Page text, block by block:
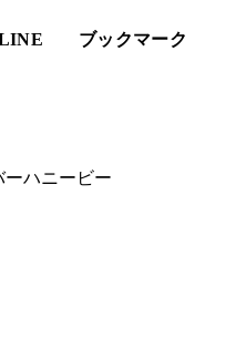
ブックマーク
ーハニービー